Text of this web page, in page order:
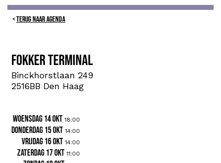
TERUG NAAR AGENDA
Fokker Terminal
Binckhorstlaan 249
2516BB Den Haag
woensdag 14 okt 18:00
donderdag 15 okt 14:00
vrijdag 16 okt 14:00
zaterdag 17 okt 11:00